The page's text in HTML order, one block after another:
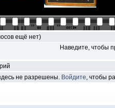
ещё нет)
Наведите, чтобы
не разрешены. Войдите, чтобы